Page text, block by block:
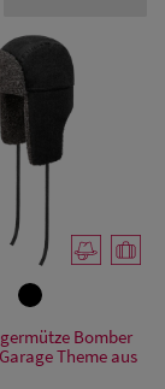
Bomber
Theme aus